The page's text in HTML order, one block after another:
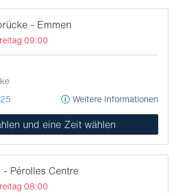
- Emmen
09:00
Weitere Informationen
und eine Zeit wählen
Pérolles Centre
08:00